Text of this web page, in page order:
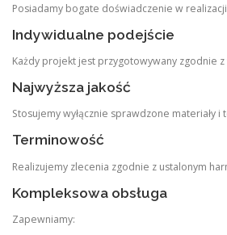
Posiadamy bogate doświadczenie w
Indywidualne podejście
Każdy projekt jest przygotowywany zgodnie
Najwyższa jakość
Stosujemy wyłącznie sprawdzone materiały i
Terminowość
Realizujemy zlecenia zgodnie z ustalonym
Kompleksowa obsługa
Zapewniamy: